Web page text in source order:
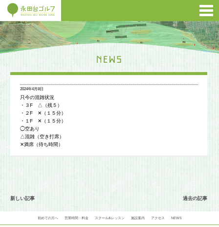
2024年4月8日
只今の混雑状況
・３F △（残５）
・２F ✕（１５分）
・１F ✕（１５分）
◯空あり
△混雑（空き打席）
✕満席（待ち時間）
新しい記事 過去の記事
初めての方へ 営業時間・料金 スクール&レッスン 施設案内 アクセス NEWS